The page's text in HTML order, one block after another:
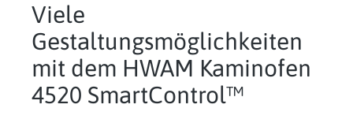
Viele
Gestaltungsmöglichkeiten
mit dem HWAM Kaminofen
4520 SmartControl™